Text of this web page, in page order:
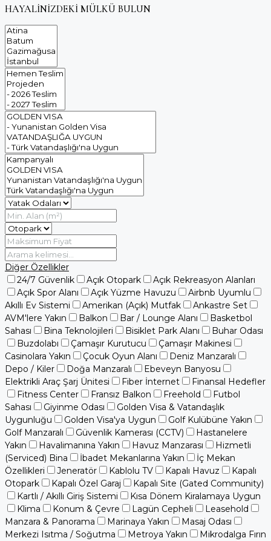
HAYALİNİZDEKİ MÜLKÜ BULUN
Diğer Özellikler
24/7 Güvenlik
Açık Otopark
Açık Rekreasyon Alanları
Açık Spor Alanı
Açık Yüzme Havuzu
Airbnb Uyumlu
Akıllı Ev Sistemi
Amerikan (Açık) Mutfak
Ankastre Set
AVM'lere Yakın
Balkon Bar / Lounge Alanı
Basketbol
Sahası
Bina Teknolojileri Bisiklet Park Alanı
Buhar Odası
Buzdolabı
Çamaşır Kurutucu
Çamaşır Makinesi
Casinolara Yakın
Çocuk Oyun Alanı
Deniz Manzaralı
Depo / Kiler
Doğa Manzaralı
Ebeveyn Banyosu
Elektrikli Araç Şarj Ünitesi
Fiber İnternet
Finansal Hedefler
Fitness Center
Fransız Balkon Freehold
Futbol
Sahası
Giyinme Odası
Golden Visa & Vatandaşlık
Uygunluğu
Golden Visa'ya Uygun
Golf Kulübüne Yakın
Golf Manzaralı
Güvenlik Kamerası (CCTV)
Hastanelere
Yakın
Havalimanına Yakın Havuz Manzarası
Hizmetli
(Serviced) Bina
İbadet Mekanlarına Yakın
İç Mekan
Özellikleri
Jeneratör Kablolu TV Kapalı Havuz
Kapalı
Otopark
Kapalı Özel Garaj
Kapalı Site (Gated Community)
Kartlı / Akıllı Giriş Sistemi
Kısa Dönem Kiralamaya Uygun
Klima
Konum & Çevre Lagün Cepheli
Leasehold
Manzara & Panorama
Marinaya Yakın
Masaj Odası
Merkezi Isıtma / Soğutma
Metroya Yakın
Mikrodalga Fırın